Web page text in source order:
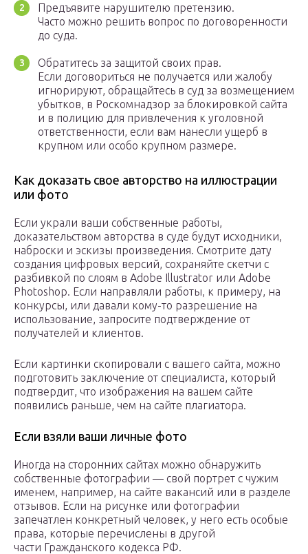
Предъявите нарушителю претензию.
Часто можно решить вопрос по договоренности
до суда.
Обратитесь за защитой своих прав.
Если договориться не получается или жалобу
игнорируют, обращайтесь в суд за возмещением
убытков, в Роскомнадзор за блокировкой сайта
и в полицию для привлечения к уголовной
ответственности, если вам нанесли ущерб в
крупном или особо крупном размере.
Как доказать свое авторство на иллюстрации
или фото
Если украли ваши собственные работы,
доказательством авторства в суде будут исходники,
наброски и эскизы произведения. Смотрите дату
создания цифровых версий, сохраняйте скетчи с
разбивкой по слоям в Adobe Illustrator или Adobe
Photoshop. Если направляли работы, к примеру, на
конкурсы, или давали кому-то разрешение на
использование, запросите подтверждение от
получателей и клиентов.
Если картинки скопировали с вашего сайта, можно
подготовить заключение от специалиста, который
подтвердит, что изображения на вашем сайте
появились раньше, чем на сайте плагиатора.
Если взяли ваши личные фото
Иногда на сторонних сайтах можно обнаружить
собственные фотографии — свой портрет с чужим
именем, например, на сайте вакансий или в разделе
отзывов. Если на рисунке или фотографии
запечатлен конкретный человек, у него есть особые
права, которые перечислены в другой
части Гражданского кодекса РФ.